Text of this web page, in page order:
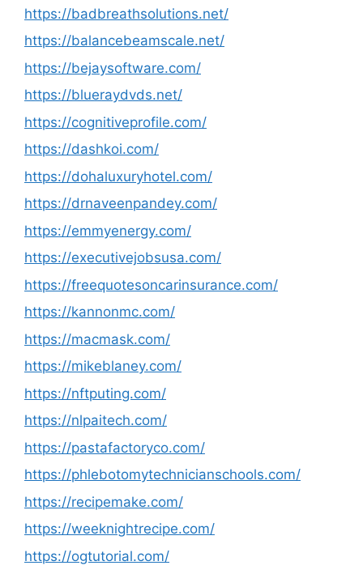
https://badbreathsolutions.net/
https://balancebeamscale.net/
https://bejaysoftware.com/
https://blueraydvds.net/
https://cognitiveprofile.com/
https://dashkoi.com/
https://dohaluxuryhotel.com/
https://drnaveenpandey.com/
https://emmyenergy.com/
https://executivejobsusa.com/
https://freequotesoncarinsurance.com/
https://kannonmc.com/
https://macmask.com/
https://mikeblaney.com/
https://nftputing.com/
https://nlpaitech.com/
https://pastafactoryco.com/
https://phlebotomytechnicianschools.com/
https://recipemake.com/
https://weeknightrecipe.com/
https://ogtutorial.com/